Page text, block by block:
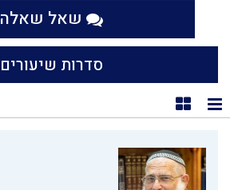
שאל שאלה
סדרות שיעורים
תצוגת רשימה
תצוגת קוביות